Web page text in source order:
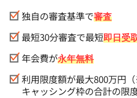
独自の審査基準で審査
最短30分審査で最短即日受
年会費が永年無料
利用限度額が最大800万円
キャッシング枠の合計の限度